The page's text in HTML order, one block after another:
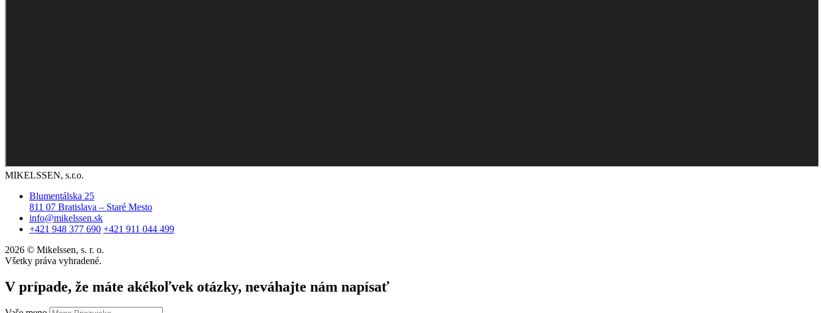
MIKELSSEN, s.r.o.
Blumentálska 25
811 07 Bratislava – Staré Mesto
info@mikelssen.sk
+421 948 377 690 +421 911 044 499
2026 © Mikelssen, s. r. o.
Všetky práva vyhradené.
V prípade, že máte akékoľvek otázky, neváhajte nám napísať